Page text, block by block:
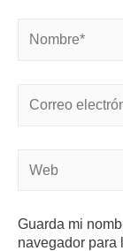
Guarda mi
navegador para